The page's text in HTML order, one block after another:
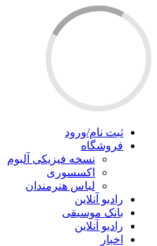
ثبت نام/ورود
فروشگاه
نسخه فیزیکی آلبوم
اکسسوری
لباس هنرمندان
رادیو آنلاین
بانک موسیقی
رادیو آنلاین
اخبار